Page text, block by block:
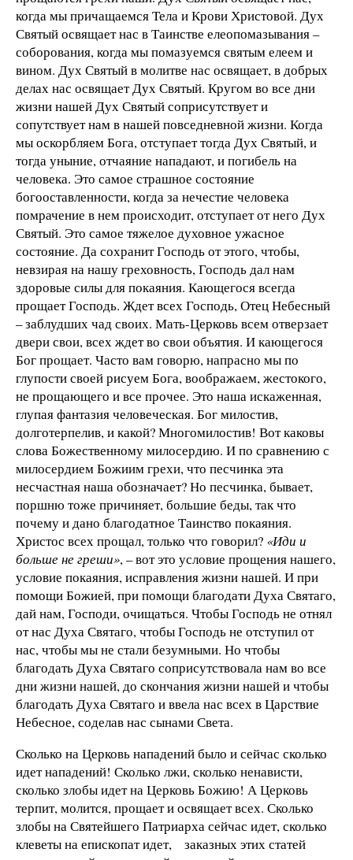
когда мы причащаемся Тела и Крови Христовой. Дух
Святый освящает нас в Таинстве елеопомазывания –
соборования, когда мы помазуемся святым елеем и
вином. Дух Святый в молитве нас освящает, в добрых
делах нас освящает Дух Святый. Кругом во все дни
жизни нашей Дух Святый соприсутствует и
сопутствует нам в нашей повседневной жизни. Когда
мы оскорбляем Бога, отступает тогда Дух Святый, и
тогда уныние, отчаяние нападают, и погибель на
человека. Это самое страшное состояние
богооставленности, когда за нечестие человека
помрачение в нем происходит, отступает от него Дух
Святый. Это самое тяжелое духовное ужасное
состояние. Да сохранит Господь от этого, чтобы,
невзирая на нашу греховность, Господь дал нам
здоровые силы для покаяния. Кающегося всегда
прощает Господь. Ждет всех Господь, Отец Небесный
– заблудших чад своих. Мать-Церковь всем отверзает
двери свои, всех ждет во свои объятия. И кающегося
Бог прощает. Часто вам говорю, напрасно мы по
глупости своей рисуем Бога, воображаем, жестокого,
не прощающего и все прочее. Это наша искаженная,
глупая фантазия человеческая. Бог милостив,
долготерпелив, и какой? Многомилостив! Вот каковы
слова Божественному милосердию. И по сравнению с
милосердием Божиим грехи, что песчинка эта
несчастная наша обозначает? Но песчинка, бывает,
поршню тоже причиняет, большие беды, так что
почему и дано благодатное Таинство покаяния.
Христос всех прощал, только что говорил? «Иди и
больше не греши», – вот это условие прощения нашего,
условие покаяния, исправления жизни нашей. И при
помощи Божией, при помощи благодати Духа Святаго,
дай нам, Господи, очищаться. Чтобы Господь не отнял
от нас Духа Святаго, чтобы Господь не отступил от
нас, чтобы мы не стали безумными. Но чтобы
благодать Духа Святаго соприсутствовала нам во все
дни жизни нашей, до скончания жизни нашей и чтобы
благодать Духа Святаго и ввела нас всех в Царствие
Небесное, соделав нас сынами Света.
Сколько на Церковь нападений было и сейчас сколько
идет нападений! Сколько лжи, сколько ненависти,
сколько злобы идет на Церковь Божию! А Церковь
терпит, молится, прощает и освящает всех. Сколько
злобы на Святейшего Патриарха сейчас идет, сколько
клеветы на епископат идет, заказных этих статей